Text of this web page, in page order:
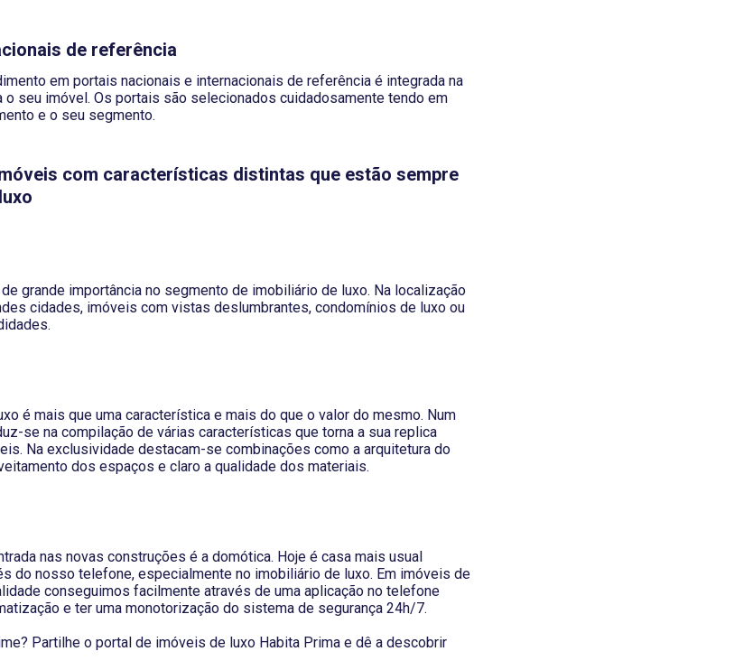
de referência
em portais nacionais e internacionais de referência é integrada na
o seu imóvel. Os portais são selecionados cuidadosamente tendo em
e o seu segmento.
com características distintas que estão sempre
grande importância no segmento de imobiliário de luxo. Na localização
cidades, imóveis com vistas deslumbrantes, condomínios de luxo ou
é mais que uma característica e mais do que o valor do mesmo. Num
se na compilação de várias características que torna a sua replica
Na exclusividade destacam-se combinações como a arquitetura do
dos espaços e claro a qualidade dos materiais.
nas novas construções é a domótica. Hoje é casa mais usual
do nosso telefone, especialmente no imobiliário de luxo. Em imóveis de
conseguimos facilmente através de uma aplicação no telefone
e ter uma monotorização do sistema de segurança 24h/7.
Partilhe o portal de imóveis de luxo Habita Prima e dê a descobrir